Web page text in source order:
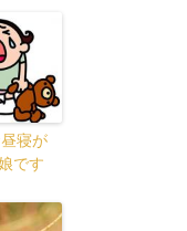
寝が
です